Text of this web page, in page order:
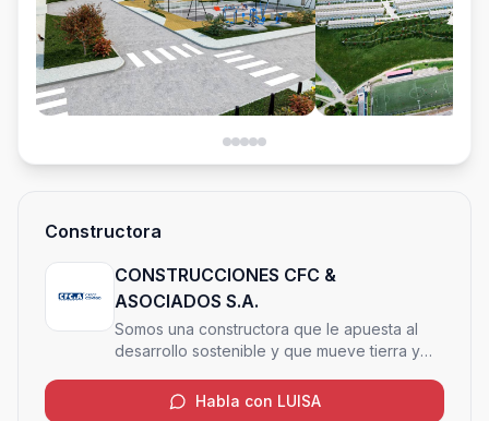
Constructora
CONSTRUCCIONES CFC &
ASOCIADOS S.A.
Somos una constructora que le apuesta al
desarrollo sostenible y que mueve tierra y
forma amigable con el medio ambiente
Habla con LUISA